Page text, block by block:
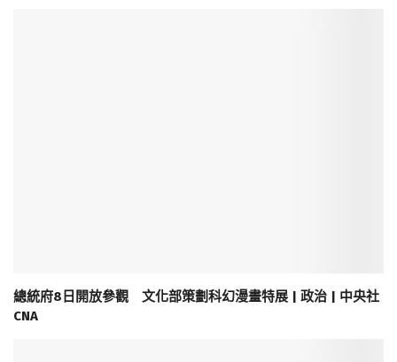
總統府8日開放參觀 文化部策劃科幻漫畫特展 | 政治 | 中央社
CNA